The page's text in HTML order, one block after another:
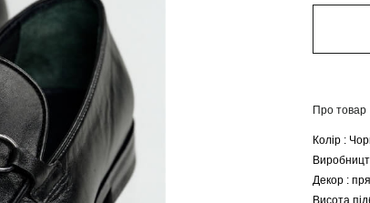
Про товар
Колір :
Декор :
Висота